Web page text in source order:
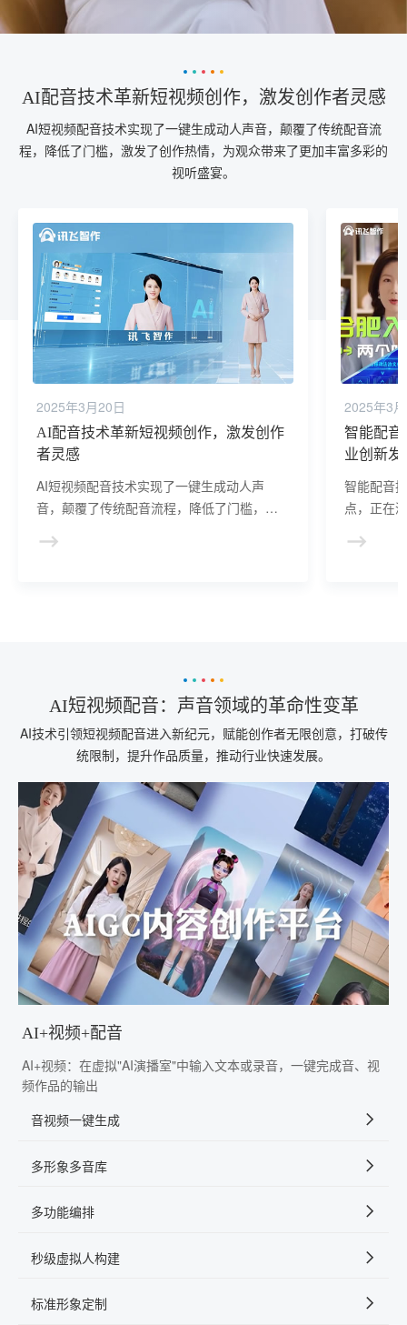
AI配音技术革新短视频创作，激发创作者灵感
AI短视频配音技术实现了一键生成动人声音，颠覆了传统配音流
程，降低了门槛，激发了创作热情，为观众带来了更加丰富多彩的
视听盛宴。
2025年3月20日
AI配音技术革新短视频创作，激发创作
者灵感
AI短视频配音技术实现了一键生成动人声
音，颠覆了传统配音流程，降低了门槛，激
的视听盛宴。
2025年3
智能配音
业创新发
智能配音
点，正在
创新和发
AI短视频配音：声音领域的革命性变革
AI技术引领短视频配音进入新纪元，赋能创作者无限创意，打破传
统限制，提升作品质量，推动行业快速发展。
AI+视频+配音
AI+视频：在虚拟"AI演播室"中输入文本或录音，一键完成音、视
频作品的输出
音视频一键生成
多形象多音库
多功能编排
秒级虚拟人构建
标准形象定制